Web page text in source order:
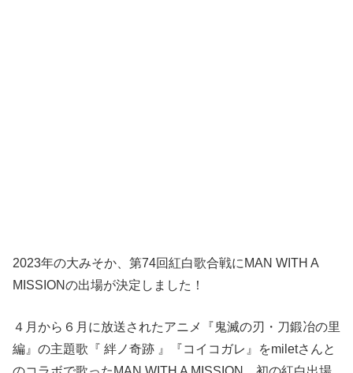
2023年の大みそか、第74回紅白歌合戦にMAN WITH A
MISSIONの出場が決定しました！
４月から６月に放送されたアニメ『鬼滅の刃・刀鍛冶の里
編』の主題歌『 絆ノ奇跡 』『コイコガレ』をmiletさんと